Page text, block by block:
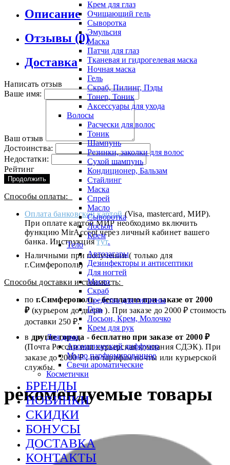
Крем для глаз
Очищающий гель
Сыворотка
Эмульсия
Маска
Патчи для глаз
Тканевая и гидрогелевая маска
Ночная маска
Гель
Скраб, Пилинг, Пэды
Тонер, Тоник
Аксессуары для ухода
Волосы
Расчески для волос
Тоник
Шампунь
Резинки, заколки для волос
Сухой шампунь
Кондиционер, Бальзам
Стайлинг
Маска
Спрей
Масло
Сыворотка
Лосьон
Крем
Тело
Автозагары
Дезинфекторы и антисептики
Для ногтей
Масло
Скраб
Средства для гигиены
Гель
Лосьон, Крем, Молочко
Крем для рук
Для дома
Ароматический диффузор
Мыло парфюмированное
Свечи ароматические
Косметички
БРЕНДЫ
НОВИНКИ
СКИДКИ
БОНУСЫ
ДОСТАВКА
КОНТАКТЫ
Описание
Отзывы (0)
Доставка
Написать отзыв
Ваше имя:
Ваш отзыв
Достоинства:
Недостатки:
Рейтинг
Продолжить
Способы оплаты:
Оплата банковской картой(Visa, mastercard, МИР).
При оплате картой МИР необходимо включить
функцию MirAccept через личный кабинет вашего
банка. Инструкциятут.
Наличными при получении ( только для
г.Симферополь)
Способы доставки и стоимость:
по г.Симферополь-бесплатно при заказе от 2000
₽(курьером до двери ). При заказе до 2000 ₽ стоимость
доставки 250 ₽.
в другие города -бесплатно при заказе от 2000 ₽
(Почта России или курьерская компания СДЭК). При
заказе до 2000 ₽ , по тарифам почты или курьерской
службы.
рекомендуемые товары